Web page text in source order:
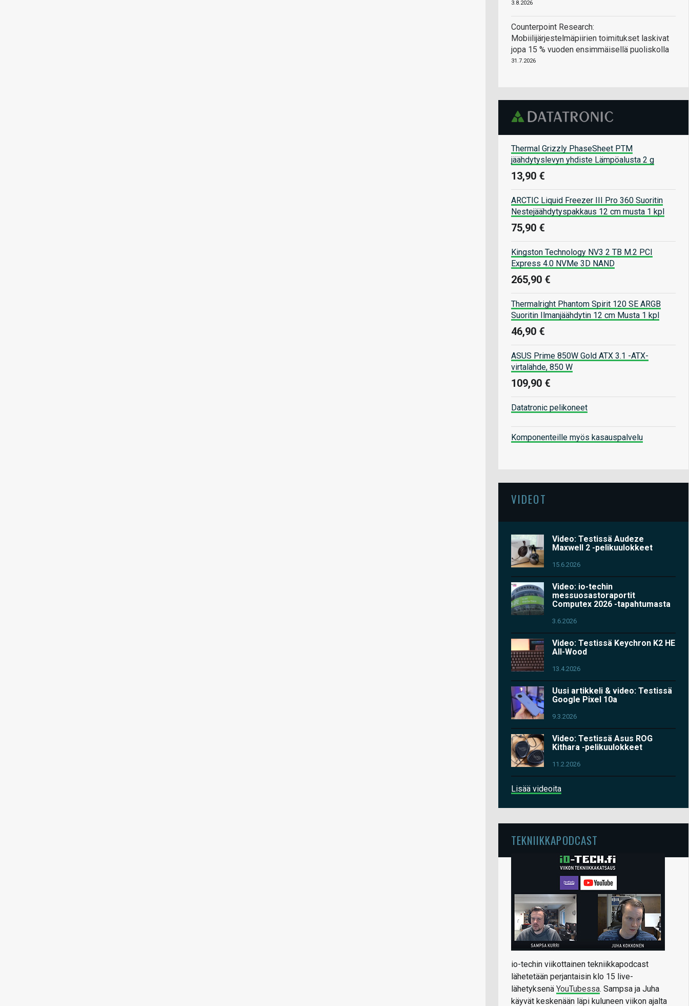
3.8.2026
Counterpoint Research:
Mobiilijärjestelmäpiirien toimitukset laskivat
jopa 15 % vuoden ensimmäisellä puoliskolla
31.7.2026
Thermal Grizzly PhaseSheet PTM
jäähdytyslevyn yhdiste Lämpöalusta 2 g
13,90 €
ARCTIC Liquid Freezer III Pro 360 Suoritin
Nestejäähdytyspakkaus 12 cm musta 1 kpl
75,90 €
Kingston Technology NV3 2 TB M.2 PCI
Express 4.0 NVMe 3D NAND
265,90 €
Thermalright Phantom Spirit 120 SE ARGB
Suoritin Ilmanjäähdytin 12 cm Musta 1 kpl
46,90 €
ASUS Prime 850W Gold ATX 3.1 -ATX-
virtalähde, 850 W
109,90 €
Datatronic pelikoneet
Komponenteille myös kasauspalvelu
VIDEOT
Video: Testissä Audeze
Maxwell 2 -pelikuulokkeet
15.6.2026
Video: io-techin
messuosastoraportit
Computex 2026 -tapahtumasta
3.6.2026
Video: Testissä Keychron K2 HE
All-Wood
13.4.2026
Uusi artikkeli & video: Testissä
Google Pixel 10a
9.3.2026
Video: Testissä Asus ROG
Kithara -pelikuulokkeet
11.2.2026
Lisää videoita
TEKNIIKKAPODCAST
io-techin viikottainen tekniikkapodcast
lähetetään perjantaisin klo 15 live-
lähetyksenä YouTubessa. Sampsa ja Juha
käyvät keskenään läpi kuluneen viikon ajalta